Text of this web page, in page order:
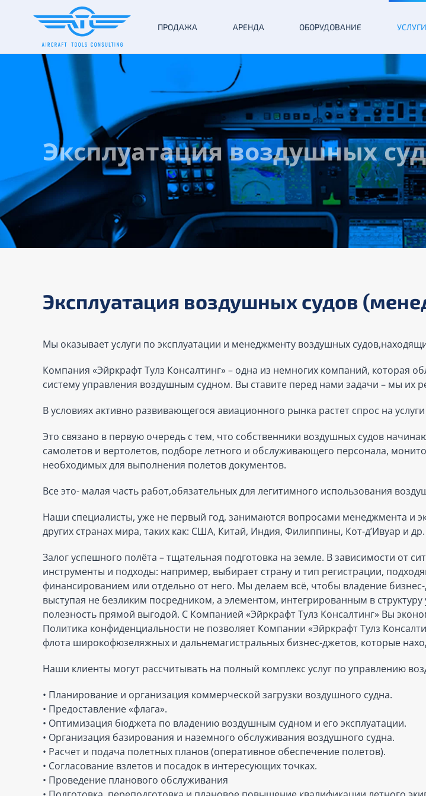
ПРОДАЖА АРЕНДА ОБОРУДОВАНИЕ УСЛУГИ
Эксплуатация воздушных
Эксплуатация воздушных судов
Мы оказывает услуги по эксплуатации и менеджменту воздушных
Компания «Эйркрафт Тулз Консалтинг» – одна из немногих компаний, которая
систему управления воздушным судном. Вы ставите перед нами задачи – мы их
В условиях активно развивающегося авиационного рынка растет спрос на
Это связано в первую очередь с тем, что собственники воздушных судов
самолетов и вертолетов, подборе летного и обслуживающего персонала,
необходимых для выполнения полетов документов.
Все это- малая часть работ,обязательных для легитимного использования
Наши специалисты, уже не первый год, занимаются вопросами менеджмента и
других странах мира, таких как: США, Китай, Индия, Филиппины, Кот-д’Ивуар и др.
Залог успешного полёта – тщательная подготовка на земле. В зависимости от
инструменты и подходы: например, выбирает страну и тип регистрации,
финансированием или отдельно от него. Мы делаем всё, чтобы владение
выступая не безликим посредником, а элементом, интегрированным в
полезность прямой выгодой. С Компанией «Эйркрафт Тулз Консалтинг» Вы
Политика конфиденциальности не позволяет Компании «Эйркрафт Тулз
флота широкофюзеляжных и дальнемагистральных бизнес-джетов, которые
Наши клиенты могут рассчитывать на полный комплекс услуг по управлению
• Планирование и организация коммерческой загрузки воздушного судна.
• Предоставление «флага».
• Оптимизация бюджета по владению воздушным судном и его эксплуатации.
• Организация базирования и наземного обслуживания воздушного судна.
• Расчет и подача полетных планов (оперативное обеспечение полетов).
• Согласование взлетов и посадок в интересующих точках.
• Проведение планового обслуживания